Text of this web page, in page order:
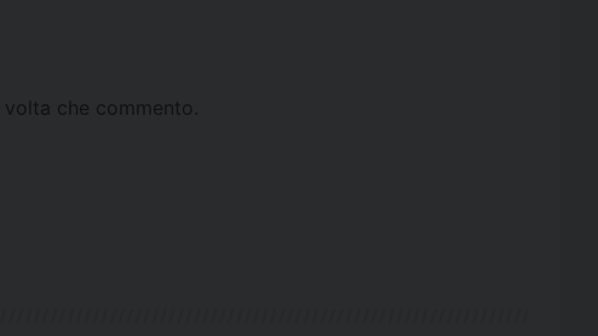
che commento.